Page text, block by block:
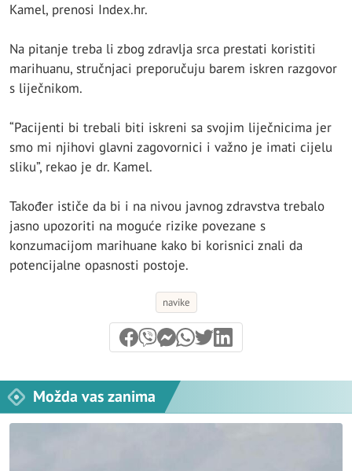
Kamel, prenosi Index.hr.
Na pitanje treba li zbog zdravlja srca prestati koristiti
marihuanu, stručnjaci preporučuju barem iskren razgovor
s liječnikom.
“Pacijenti bi trebali biti iskreni sa svojim liječnicima jer
smo mi njihovi glavni zagovornici i važno je imati cijelu
sliku”, rekao je dr. Kamel.
Također ističe da bi i na nivou javnog zdravstva trebalo
jasno upozoriti na moguće rizike povezane s
konzumacijom marihuane kako bi korisnici znali da
potencijalne opasnosti postoje.
navike
Možda vas zanima